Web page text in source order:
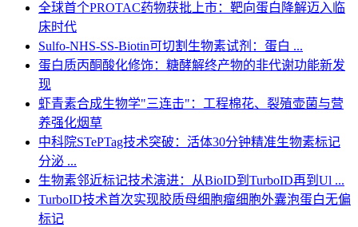
全球首个PROTAC药物获批上市：靶向蛋白降解迈入临
床时代
Sulfo-NHS-SS-Biotin可切割生物素试剂：蛋白 ...
蛋白质丙酮酸化修饰：糖酵解终产物的非代谢功能新发
现
虾青素合成生物学"三连击"：工程棉花、裂殖壶菌与营
养强化烟草
中科院STePTag技术突破：活体30分钟精准生物素标记
分泌 ...
生物素邻近标记技术演进：从BioID到TurboID再到Ul ...
TurboID技术首次实现胶质母细胞瘤细胞外囊泡蛋白无偏
标记